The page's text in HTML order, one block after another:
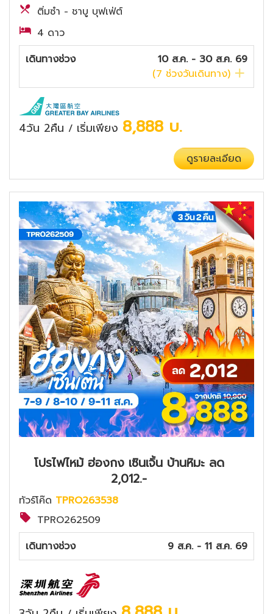
ติ่มซำ - ชาบู บุฟเฟ่ต์
4 ดาว
เดินทางช่วง
10 ส.ค. - 30 ส.ค. 69
(7 ช่วงวันเดินทาง)
4วัน 2คืน / เริ่มเพียง 8,888 บ.
ดูรายละเอียด
โปรไฟไหม้ ฮ่องกง เซินเจิ้น บ้านหิมะ ลด
2,012.-
ทัวร์โค๊ด TPRO263538
TPRO262509
เดินทางช่วง
9 ส.ค. - 11 ส.ค. 69